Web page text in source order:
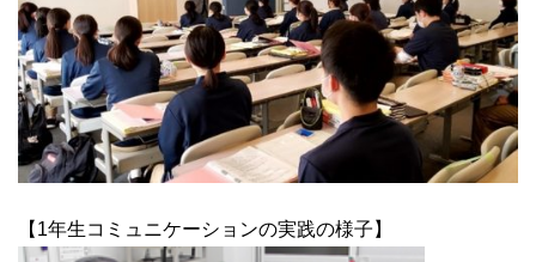
【1年生コミュニケーションの実践の様子】